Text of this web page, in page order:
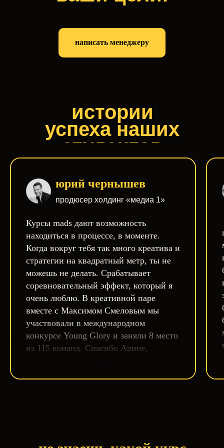
написать менеджеру
истории
успеха наших
студентов
юрий чернышев
продюсер холдинг «медиа 1»
Курсы mads дают возможность
находиться в процессе, в моменте.
Когда вокруг тебя так много креатива и
стратегии на квадратный метр, ты не
можешь не делать. Срабатывает
соревновательный эффект, который я
очень люблю. В креативной паре
вместе с Максимом Смеловым мы
участвовали в международном
конкурсе Young Glory и заняли 8 место
из 115 команд. Спасибо Арине,